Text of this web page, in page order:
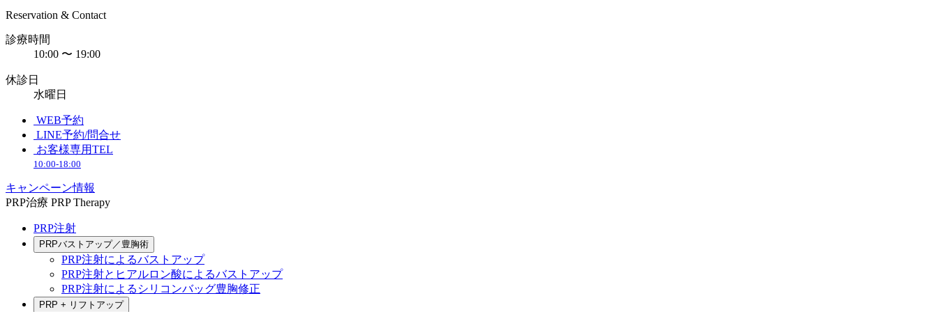
Reservation & Contact
診療時間
10:00 〜 19:00
休診日
水曜日
WEB予約
LINE予約/問合せ
お客様専用TEL
10:00-18:00
キャンペーン情報
PRP治療 PRP Therapy
PRP注射
PRPバストアップ／豊胸術
PRP注射によるバストアップ
PRP注射とヒアルロン酸によるバストアップ
PRP注射によるシリコンバッグ豊胸修正
PRP + リフトアップ